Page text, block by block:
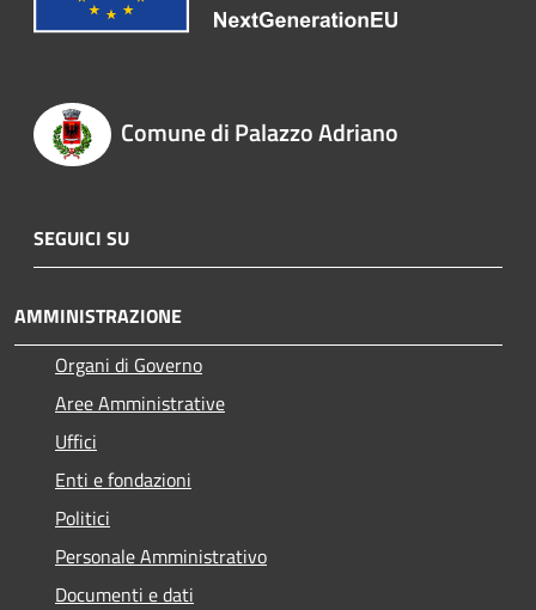
Comune di Palazzo Adriano
SEGUICI SU
AMMINISTRAZIONE
Organi di Governo
Aree Amministrative
Uffici
Enti e fondazioni
Politici
Personale Amministrativo
Documenti e dati